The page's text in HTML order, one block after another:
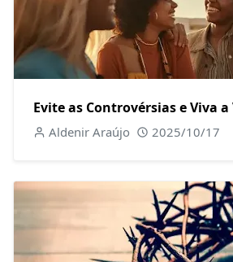
Evite as Controvérsias e Viva a
Aldenir Araújo 2025/10/17